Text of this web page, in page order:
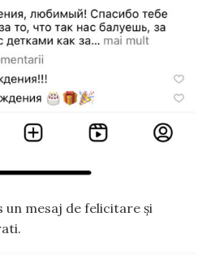
mesaj de felicitare și